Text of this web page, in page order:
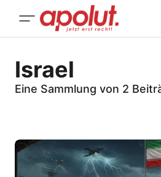
Israel
Eine Sammlung von 2